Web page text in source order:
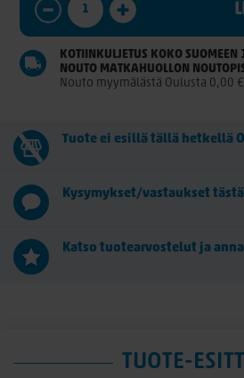
KOTIINKULJETUS KOKO
NOUTO MATKAHUOLLON
Nouto myymälästä Oulusta 0,00 €
Tuote ei esillä tällä hetkellä
Kysymykset/vastaukset
Katso tuotearvostelut ja
TUOTE-